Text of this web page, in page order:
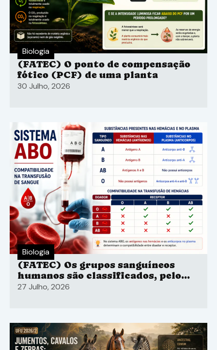
Biologia
(FATEC) O ponto de compensação
fótico (PCF) de uma planta
30 Julho, 2026
Biologia
(FATEC) Os grupos sanguíneos
humanos são classificados, pelo
sistema ABO
27 Julho, 2026